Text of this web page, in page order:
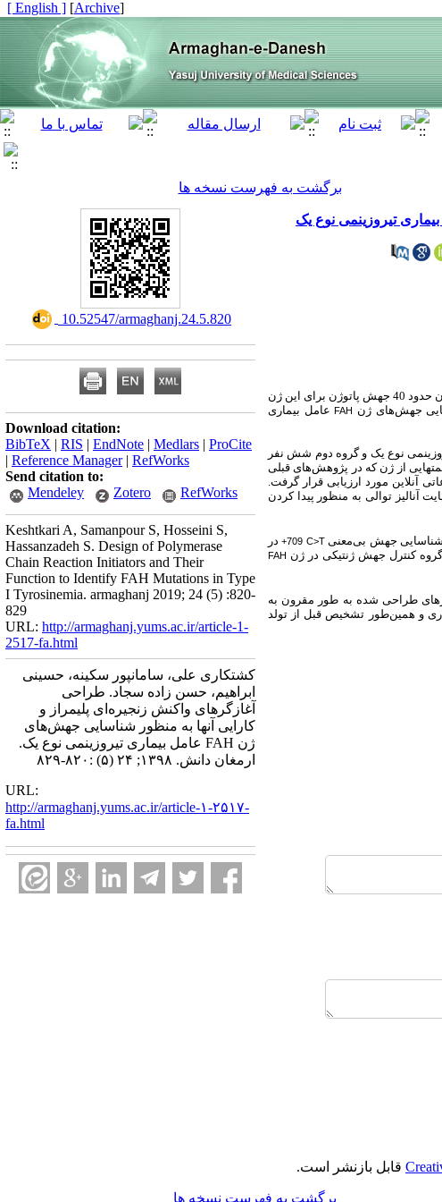
[
Archive
]
[ English ]
برگشت به فهرست نسخه ها
) می­باشد، تا کنون حدود 40 جهش پاتوژن برای این ژن
جهش‌های ژن FAHعامل بیماری
تیروزینمی نوع یک و گروه دوم شش نفر
از ژن که در پژوهش‌های قبلی
آنلاین مورد ارزیابی قرار گرفت.
توالی به منظور پیدا کردن
شناسایی جهش بی‌معنی+709 C>Tدر
FAH
طراحی شده به طور مقرون به
و همین‌طور تشخیص قبل از تولد
‎ 10.52547/armaghanj.24.5.820
Download citation:
BibTeX | RIS | EndNote | Medlars | ProCite
| Reference Manager| RefWorks
Send citation to:
Mendeley
Zotero RefWorks
Keshtkari A, Samanpour S, Hosseini S,
Hassanzadeh S. Design of Polymerase
Chain Reaction Initiators and Their
Function to Identify FAH Mutations in Type
I Tyrosinemia. armaghanj 2019; 24 (5) :820-
829
URL: http://armaghanj.yums.ac.ir/article-1-
2517-fa.html
کشتکاری علی، سامانپور سکینه، حسینی
ابراهیم، حسن زاده سجاد. طراحی
آغازگرهای واکنش زنجیره‌ای پلیمراز و
کارایی آنها به منظور شناسایی جهش‌های
ژن FAH عامل بیماری تیروزینمی نوع یک.
ارمغان دانش. ۱۳۹۸; ۲۴ (۵) :۸۲۰-۸۲۹
URL:
http://armaghanj.yums.ac.ir/article-۱-۲۵۱۷-
fa.html
قابل بازنشر است.
برگشت به فهرست نسخه ها